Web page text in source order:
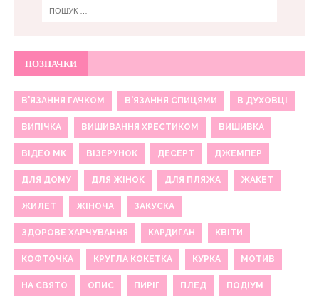
ПОЗНАЧКИ
В'ЯЗАННЯ ГАЧКОМ В'ЯЗАННЯ СПИЦЯМИ В ДУХОВЦІ
ВИПІЧКА ВИШИВАННЯ ХРЕСТИКОМ ВИШИВКА
ВІДЕО МК ВІЗЕРУНОК ДЕСЕРТ ДЖЕМПЕР
ДЛЯ ДОМУ ДЛЯ ЖІНОК ДЛЯ ПЛЯЖА ЖАКЕТ
ЖИЛЕТ ЖІНОЧА ЗАКУСКА
ЗДОРОВЕ ХАРЧУВАННЯ КАРДИГАН КВІТИ
КОФТОЧКА КРУГЛА КОКЕТКА КУРКА МОТИВ
НА СВЯТО ОПИС ПИРІГ ПЛЕД ПОДІУМ